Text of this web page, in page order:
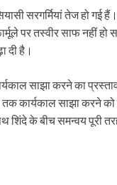
सरगर्मियां तेज हो गई
पर तस्वीर साफ नहीं
दी है।
साझा करने का
तक कार्यकाल साझा करने
के बीच समन्वय पूरी